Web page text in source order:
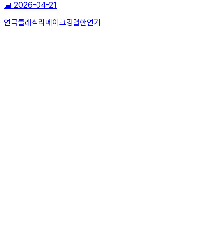
📅 2026-04-21
연극클래식리메이크강렬한연기